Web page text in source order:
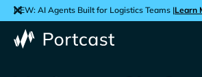
NEW: AI Agents Built for Logistics Teams |Learn